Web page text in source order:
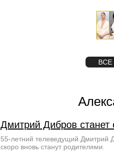
ВСЕ
Дмитрий Дибров станет
55-летний телеведущий Дмитрий
скоро вновь станут родителями.